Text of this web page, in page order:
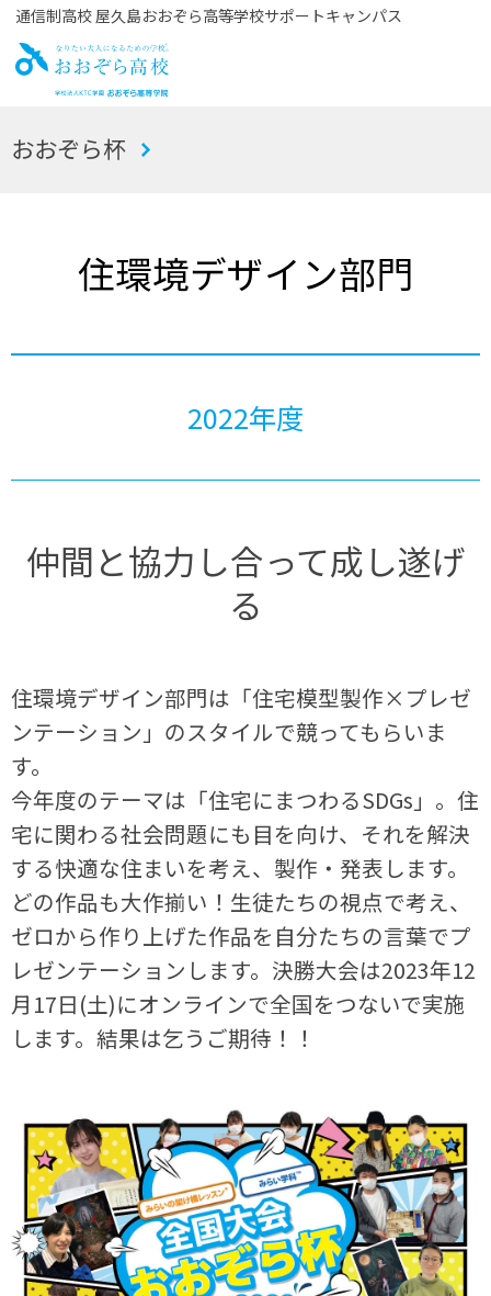
通信制高校 屋久島おおぞら高等学校サポートキャンパス
お
おおぞら杯
住環境デザイン部門
2022年度
仲間と協力し合って成し遂げ
る
住環境デザイン部門は「住宅模型製作×プレゼ
ンテーション」のスタイルで競ってもらいま
す。
今年度のテーマは「住宅にまつわるSDGs」。住
宅に関わる社会問題にも目を向け、それを解決
する快適な住まいを考え、製作・発表します。
どの作品も大作揃い！生徒たちの視点で考え、
ゼロから作り上げた作品を自分たちの言葉でプ
レゼンテーションします。決勝大会は2023年12
月17日(土)にオンラインで全国をつないで実施
します。結果は乞うご期待！！